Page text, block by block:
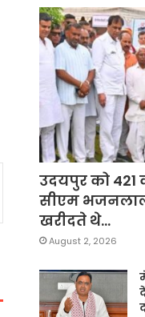
उदयपुर को 421
सीएम
खरीदते थे…
August 2, 2026